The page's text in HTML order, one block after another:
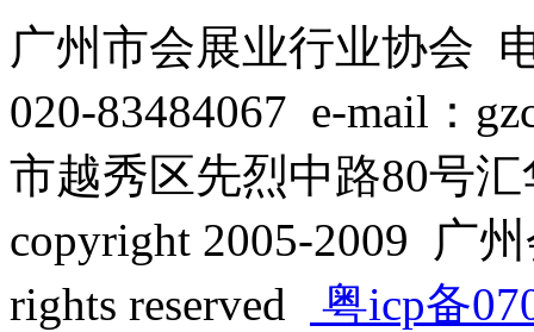
广州市会展业行业协会
020-83484067 e-mail：
市越秀区先烈中路80号
copyright 2005-2009 广
rights reserved
粤icp备